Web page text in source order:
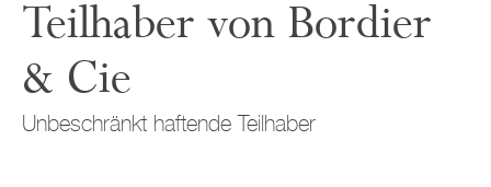
Teilhaber von Bordier
& Cie
Unbeschränkt haftende Teilhaber